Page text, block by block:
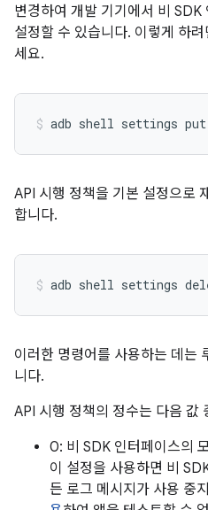
변경하여 개발 기기에서 비
설정할 수 있습니다. 이렇게 하
세요.
API 시행 정책을 기본 설정으로
합니다.
이러한 명령어를 사용하는 데는
니다.
API 시행 정책의 정수는 다음 값
0: 비 SDK 인터페이스의
이 설정을 사용하면 비
든 로그 메시지가 사용 중